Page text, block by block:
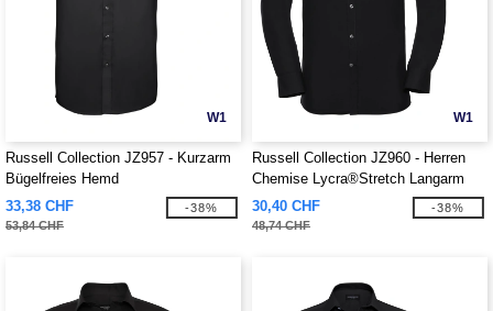
W1
Russell Collection JZ957 - Kurzarm
Bügelfreies Hemd
33,38 CHF
53,84 CHF
-38%
W1
Russell Collection JZ960 - Herren
Chemise Lycra®Stretch Langarm
Hemd
30,40 CHF
48,74 CHF
-38%